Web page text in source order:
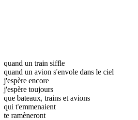
quand un train siffle
quand un avion s'envole dans le ciel
j'espère encore
j'espère toujours
que bateaux, trains et avions
qui t'emmenaient
te ramèneront